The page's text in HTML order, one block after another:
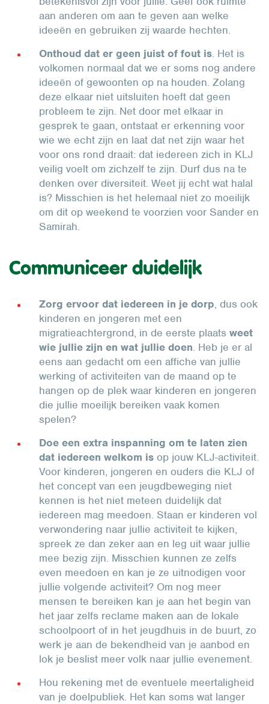
aan anderen om aan te geven aan welke
ideeën en gebruiken zij waarde hechten.
Onthoud dat er geen juist of fout is. Het is
volkomen normaal dat we er soms nog andere
ideeën of gewoonten op na houden. Zolang
deze elkaar niet uitsluiten hoeft dat geen
probleem te zijn. Net door met elkaar in
gesprek te gaan, ontstaat er erkenning voor
wie we echt zijn en laat dat net zijn waar het
voor ons rond draait: dat iedereen zich in KLJ
veilig voelt om zichzelf te zijn. Durf dus na te
denken over diversiteit. Weet jij echt wat halal
is? Misschien is het helemaal niet zo moeilijk
om dit op weekend te voorzien voor Sander en
Samirah.
Communiceer duidelijk
Zorg ervoor dat iedereen in je dorp, dus ook
kinderen en jongeren met een
migratieachtergrond, in de eerste plaats weet
wie jullie zijn en wat jullie doen. Heb je er al
eens aan gedacht om een affiche van jullie
werking of activiteiten van de maand op te
hangen op de plek waar kinderen en jongeren
die jullie moeilijk bereiken vaak komen
spelen?
Doe een extra inspanning om te laten zien
dat iedereen welkom is op jouw KLJ-activiteit.
Voor kinderen, jongeren en ouders die KLJ of
het concept van een jeugdbeweging niet
kennen is het niet meteen duidelijk dat
iedereen mag meedoen. Staan er kinderen vol
verwondering naar jullie activiteit te kijken,
spreek ze dan zeker aan en leg uit waar jullie
mee bezig zijn. Misschien kunnen ze zelfs
even meedoen en kan je ze uitnodigen voor
jullie volgende activiteit? Om nog meer
mensen te bereiken kan je aan het begin van
het jaar zelfs reclame maken aan de lokale
schoolpoort of in het jeugdhuis in de buurt, zo
werk je aan de bekendheid van je aanbod en
lok je beslist meer volk naar jullie evenement.
Hou rekening met de eventuele meertaligheid
van je doelpubliek. Het kan soms wat langer